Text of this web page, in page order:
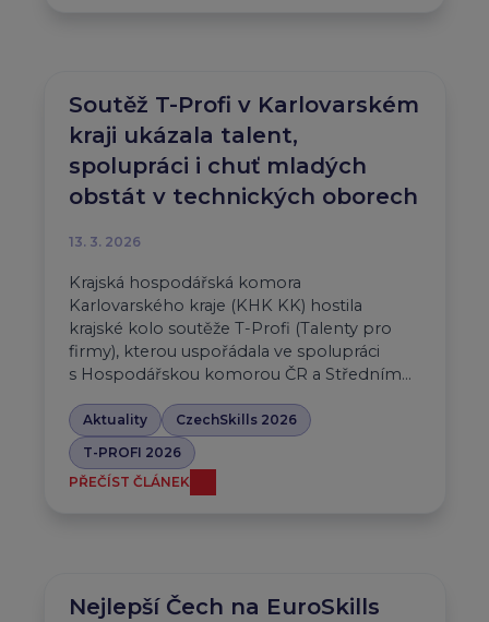
Soutěž T-Profi v Karlovarském
kraji ukázala talent,
spolupráci i chuť mladých
obstát v technických oborech
13. 3. 2026
Krajská hospodářská komora
Karlovarského kraje (KHK KK) hostila
krajské kolo soutěže T-Profi (Talenty pro
firmy), kterou uspořádala ve spolupráci
s Hospodářskou komorou ČR a Středním…
Aktuality
CzechSkills 2026
T-PROFI 2026
PŘEČÍST ČLÁNEK
Nejlepší Čech na EuroSkills